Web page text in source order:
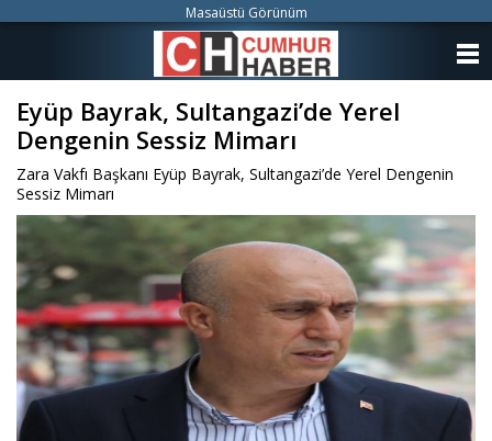
Eyüp Bayrak, Sultangazi’de Yerel
Dengenin Sessiz Mimarı
Zara Vakfı Başkanı Eyüp Bayrak, Sultangazi’de Yerel Dengenin
Sessiz Mimarı
Masaüstü Görünüm
KATEGORİLER
FOTO GALERİ
VİDEO GALERİ
KÜNYE